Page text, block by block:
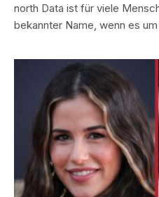
north Data ist für viele
bekannter Name, wenn es